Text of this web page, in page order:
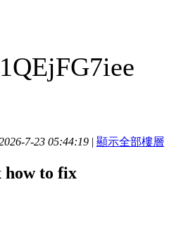
7-23 05:44:19 | 顯示全部樓層
how to fix